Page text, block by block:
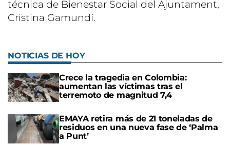
técnica de Bienestar Social del Ajuntament,
Cristina Gamundí.
NOTICIAS DE HOY
Crece la tragedia en Colombia:
aumentan las víctimas tras el
terremoto de magnitud 7,4
EMAYA retira más de 21 toneladas de
residuos en una nueva fase de ‘Palma
a Punt’